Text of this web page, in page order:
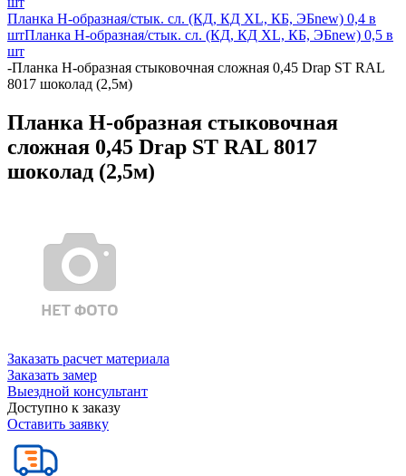
Планка H-образная/стык. сл. (КД, КД XL, КБ, ЭБnew) 0,4 в
штПланка H-образная/стык. сл. (КД, КД XL, КБ, ЭБnew) 0,5 в
шт
-Планка Н-образная стыковочная сложная 0,45 Drap ST RAL
8017 шоколад (2,5м)
Планка Н-образная стыковочная
сложная 0,45 Drap ST RAL 8017
шоколад (2,5м)
Заказать расчет материала
Заказать замер
Выездной консультант
Доступно к заказу
Оставить заявку